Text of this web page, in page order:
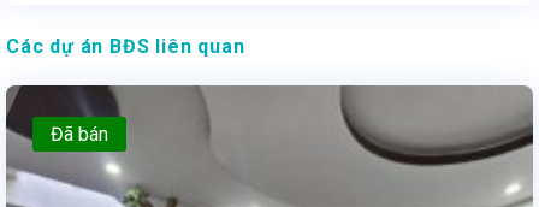
Các dự án BĐS liên quan
Đã bán